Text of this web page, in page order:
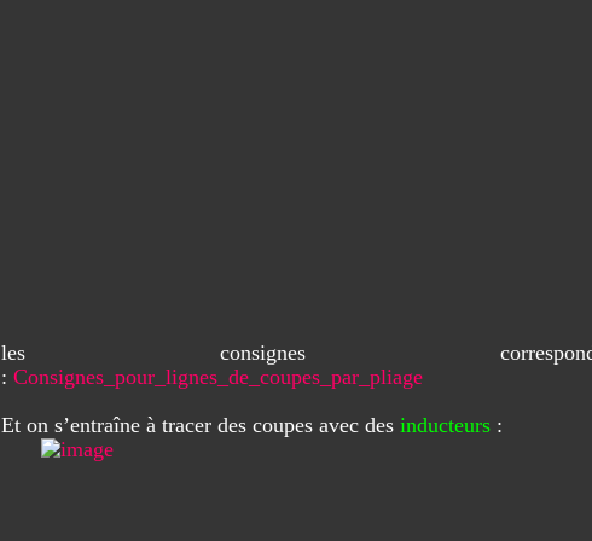
les consignes
: Consignes_pour_lignes_de_coupes_par_pliage
Et on s’entraîne à tracer des coupes avec des inducteurs :